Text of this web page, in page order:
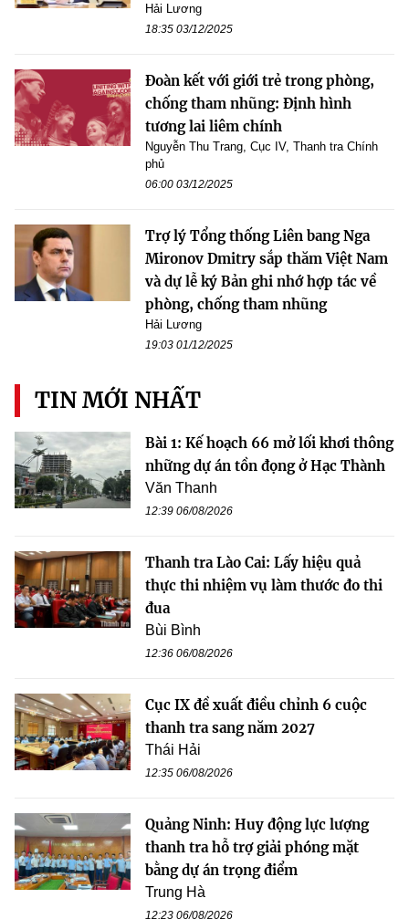
Hải Lương
18:35 03/12/2025
Đoàn kết với giới trẻ trong phòng,
chống tham nhũng: Định hình
tương lai liêm chính
Nguyễn Thu Trang, Cục IV, Thanh tra Chính
phủ
06:00 03/12/2025
Trợ lý Tổng thống Liên bang Nga
Mironov Dmitry sắp thăm Việt Nam
và dự lễ ký Bản ghi nhớ hợp tác về
phòng, chống tham nhũng
Hải Lương
19:03 01/12/2025
TIN MỚI NHẤT
Bài 1: Kế hoạch 66 mở lối khơi thông
những dự án tồn đọng ở Hạc Thành
Văn Thanh
12:39 06/08/2026
Thanh tra Lào Cai: Lấy hiệu quả
thực thi nhiệm vụ làm thước đo thi
đua
Bùi Bình
12:36 06/08/2026
Cục IX đề xuất điều chỉnh 6 cuộc
thanh tra sang năm 2027
Thái Hải
12:35 06/08/2026
Quảng Ninh: Huy động lực lượng
thanh tra hỗ trợ giải phóng mặt
bằng dự án trọng điểm
Trung Hà
12:23 06/08/2026